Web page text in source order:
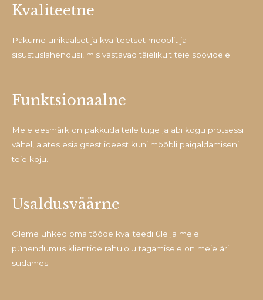
Kvaliteetne
Pakume unikaalset ja kvaliteetset mööblit ja
sisustuslahendusi, mis vastavad täielikult teie soovidele.
Funktsionaalne
Meie eesmärk on pakkuda teile tuge ja abi kogu protsessi
vältel, alates esialgsest ideest kuni mööbli paigaldamiseni
teie koju.
Usaldusväärne
Oleme uhked oma tööde kvaliteedi üle ja meie
pühendumus klientide rahulolu tagamisele on meie äri
südames.